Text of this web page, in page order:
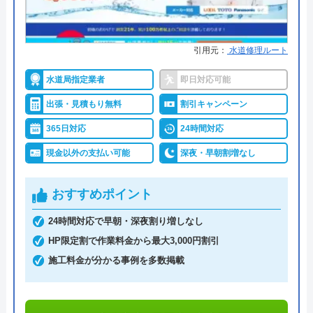
まともじゃない会社。取引したら絶対に後悔
Googleクチコミを見る
水匠がおすすめの理由
熊本市の水匠（すいしょう）は、熊本県内の水回り
のトラブルに年中無休で24時間対応しています。水
のトラブルは突然発生することがありますが、水匠
は夜間や緊急時も駆けつけてくれるので安心です。
トイレのつまりは簡単なつまりから便器を取り外さ
は6,300円～です。水漏れ修理は4,200円～、タンク
内部品交換は5,250円～となっています。
熊本県内全域の対応可能ですが、熊本市内であれば
即対応可能です。
引用元： 水道修理ルート
水道局指定業者 即日対応可能
出張・見積もり無料 割引キャンペーン
365日対応 24時間対応
現金以外の支払い可能 深夜・早朝割増なし
おすすめポイント
24時間対応で早朝・深夜割り増しなし
HP限定割で作業料金から最大3,000円割引
施工料金が分かる事例を多数掲載